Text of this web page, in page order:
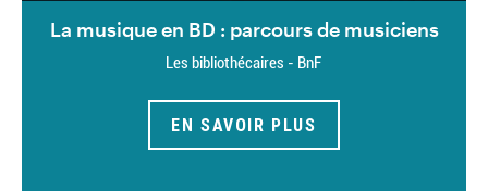
La musique en BD : parcours de musiciens
Les bibliothécaires - BnF
EN SAVOIR PLUS